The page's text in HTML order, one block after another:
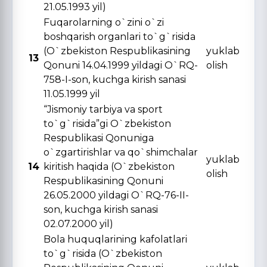
21.05.1993 yil)
13
Fuqarolarning o`zini o`zi
boshqarish organlari to`g`risida
(O`zbekiston Respublikasining
Qonuni 14.04.1999 yildagi O`RQ-
758-I-son, kuchga kirish sanasi
11.05.1999 yil
yuklab
olish
14
“Jismoniy tarbiya va sport
to`g`risida”gi O`zbekiston
Respublikasi Qonuniga
o`zgartirishlar va qo`shimchalar
kiritish haqida (O`zbekiston
Respublikasining Qonuni
26.05.2000 yildagi O`RQ-76-II-
son, kuchga kirish sanasi
02.07.2000 yil)
yuklab
olish
Bola huquqlarining kafolatlari
to`g`risida (O`zbekiston